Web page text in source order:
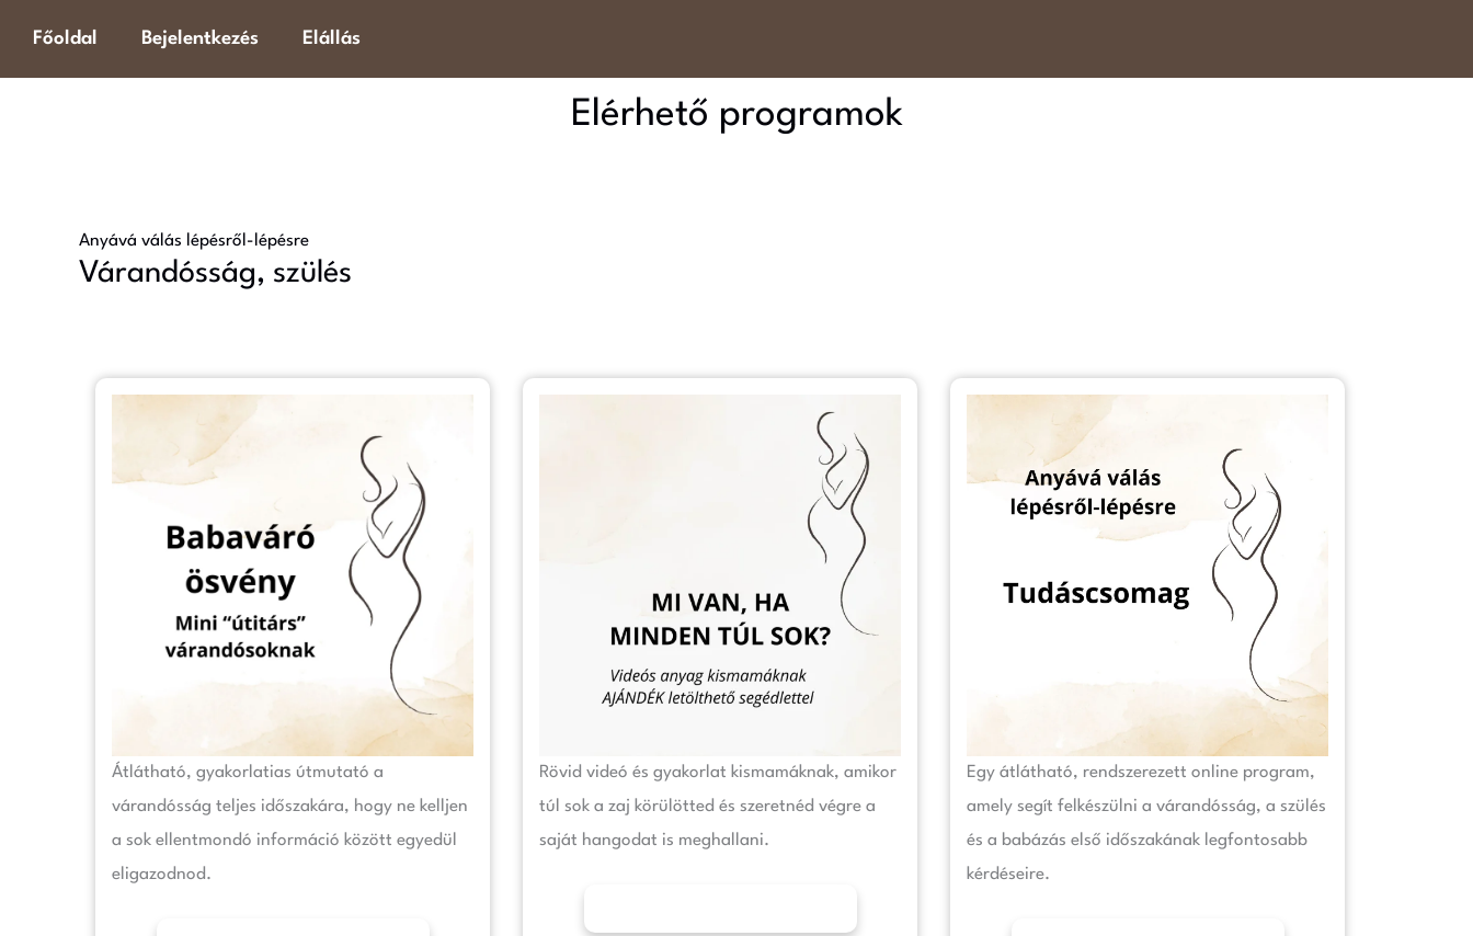
content
Főoldal Bejelentkezés Elállás
Elérhető programok
Anyává válás lépésről-lépésre
Várandósság, szülés
Átlátható, gyakorlatias útmutató a
várandósság teljes időszakára, hogy ne kelljen
a sok ellentmondó információ között egyedül
eligazodnod.
Rövid videó és gyakorlat kismamáknak, amikor
túl sok a zaj körülötted és szeretnéd végre a
saját hangodat is meghallani.
Egy átlátható, rendszerezett online program,
amely segít felkészülni a várandósság, a szülés
és a babázás első időszakának legfontosabb
kérdéseire.